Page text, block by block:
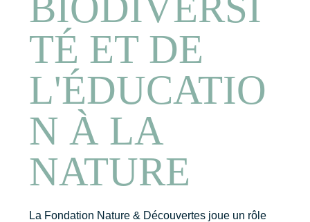
TÉ ET DE
L'ÉDUCATIO
N À LA
NATURE
La Fondation Nature & Découvertes joue un rôle